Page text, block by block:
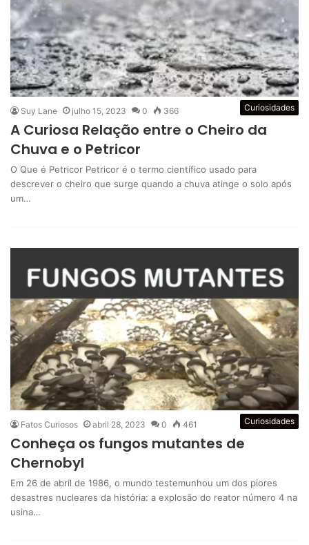
Curiosidades
Suy Lane julho 15, 2023 0 366
A Curiosa Relação entre o Cheiro da
Chuva e o Petricor
O Que é Petricor Petricor é o termo científico usado para
descrever o cheiro que surge quando a chuva atinge o solo após
um…
Curiosidades
Fatos Curiosos abril 28, 2023 0 461
Conheça os fungos mutantes de
Chernobyl
Em 26 de abril de 1986, o mundo testemunhou um dos piores
desastres nucleares da história: a explosão do reator número 4 na
usina…